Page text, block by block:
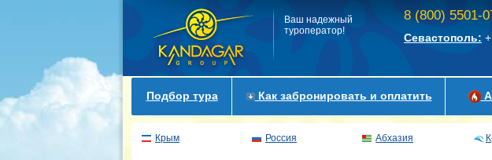
Ваш надежный
туроператор!
8 (800) 5501-
Севастополь:
Подбор тура Как забронировать и оплатить
Крым Россия Абхазия